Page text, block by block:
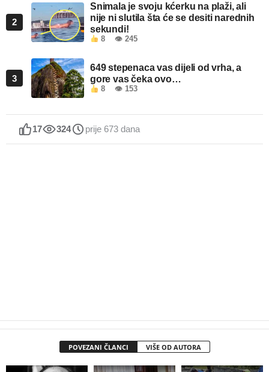
2
Snimala je svoju kćerku na plaži, ali
nije ni slutila šta će se desiti narednih
sekundi!
8 👁 245
3
649 stepenaca vas dijeli od vrha, a
gore vas čeka ovo…
8 👁 153
17 324 prije 673 dana
POVEZANI ČLANCI VIŠE OD AUTORA